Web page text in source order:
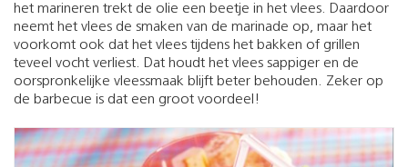
het marineren trekt de olie een beetje in het vlees. Daardoor
neemt het vlees de smaken van de marinade op, maar het
voorkomt ook dat het vlees tijdens het bakken of grillen
teveel vocht verliest. Dat houdt het vlees sappiger en de
oorspronkelijke vleessmaak blijft beter behouden. Zeker op
de barbecue is dat een groot voordeel!